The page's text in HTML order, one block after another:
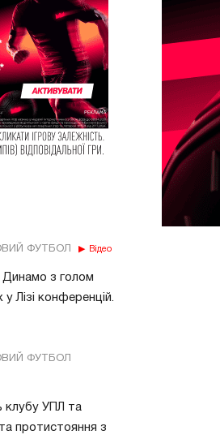
ФУТБОЛ Відео
Динамо з голом
Лізі конференцій.
ФУТБОЛ
клубу УПЛ та
протистояння з